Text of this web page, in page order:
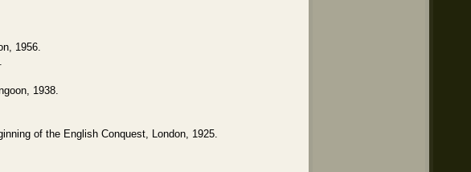
1956.
1938.
of the English Conquest, London, 1925.